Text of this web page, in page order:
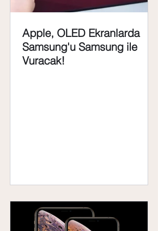
Apple, OLED Ekranlarda
Samsung'u Samsung ile
Vuracak!